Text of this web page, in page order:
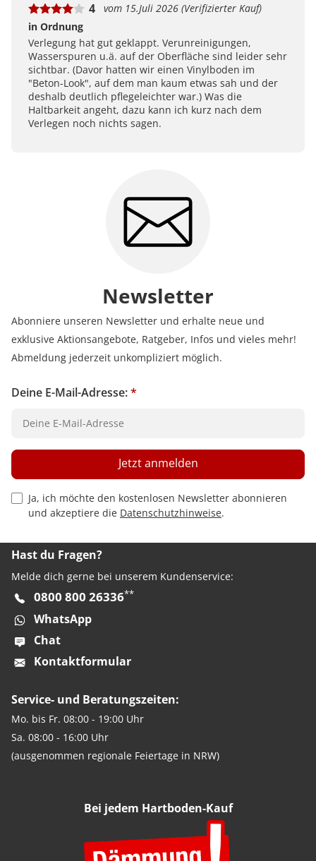
Erfahren Sie mehr darüber, wie Kundenbewertungen
bei uns funktionieren
4
vom 15.Juli 2026 (Verifizierter Kauf)
in Ordnung
Verlegung hat gut geklappt. Verunreinigungen,
Wasserspuren u.ä. auf der Oberfläche sind leider sehr
sichtbar. (Davor hatten wir einen Vinylboden im
"Beton-Look", auf dem man kaum etwas sah und der
deshalb deutlich pflegeleichter war.) Was die
Haltbarkeit angeht, dazu kann ich kurz nach dem
Verlegen noch nichts sagen.
Newsletter
Abonniere unseren Newsletter und erhalte neue und
exklusive Aktionsangebote, Ratgeber, Infos und vieles mehr!
Abmeldung jederzeit unkompliziert möglich.
Deine E-Mail-Adresse:*
Privacy Policy Checkbox
Ja, ich möchte den kostenlosen Newsletter abonnieren
und akzeptiere die Datenschutzhinweise.
Jetzt anmelden
Hast du Fragen?
Melde dich gerne bei unserem Kundenservice:
0800 800 26336**
WhatsApp
Chat
Kontaktformular
Service- und Beratungszeiten:
Mo. bis Fr. 08:00 - 19:00 Uhr
Sa. 08:00 - 16:00 Uhr
(ausgenommen regionale Feiertage in NRW)
Bei jedem Hartboden-Kauf